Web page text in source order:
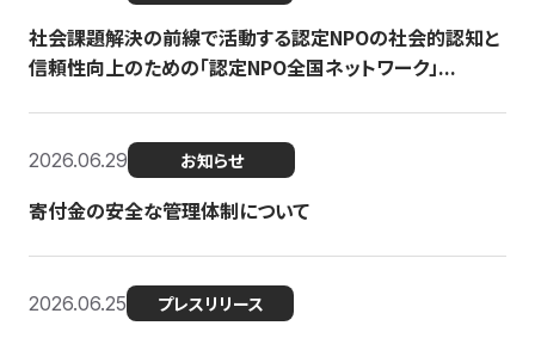
社会課題解決の前線で活動する認定NPOの社会的認知と
信頼性向上のための「認定NPO全国ネットワーク」...
2026.06.29 お知らせ
寄付金の安全な管理体制について
2026.06.25 プレスリリース